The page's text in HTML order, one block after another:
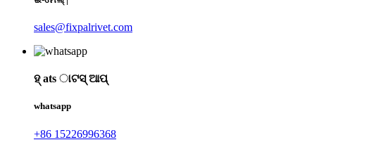
sales@fixpalrivet.com
ହ୍ ats ାଟସ୍ ଆପ୍
whatsapp
+86 15226996368